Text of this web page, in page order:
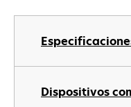
Dispositivos